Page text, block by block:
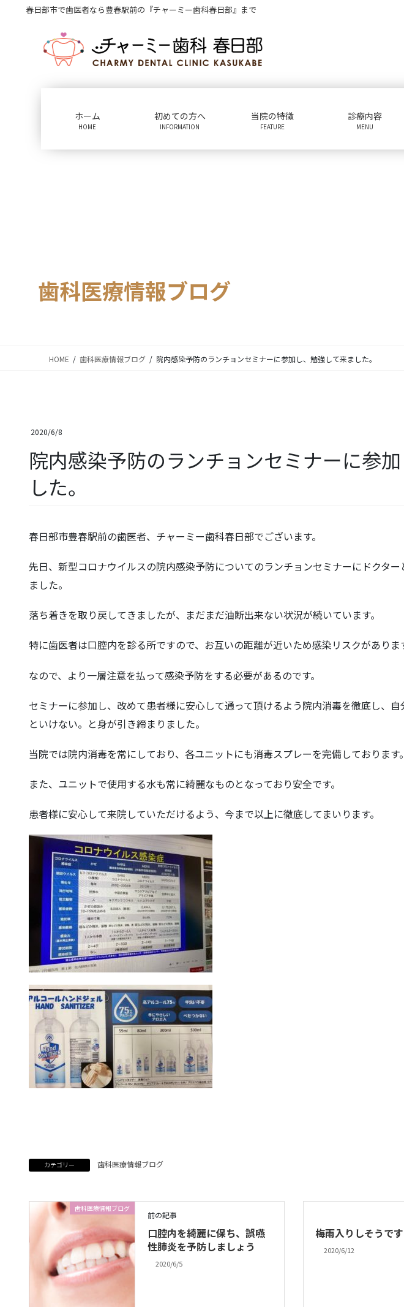
春日部市で歯医者なら豊春駅前の『チャーミー歯科春日部』まで
ホーム
HOME
初めての方へ
INFORMATION
当院の特徴
FEATURE
診療内容
MENU
歯科医療情報ブログ
HOME 歯科医療情報ブログ 院内感染予防のランチョンセミナーに参加し、勉強して来ました。
2020/6/8
院内感染予防のランチョンセミナーに参
した。
春日部市豊春駅前の歯医者、チャーミー歯科春日部でございます。
先日、新型コロナウイルスの院内感染予防についてのランチョンセミナーにドクタ
ました。
落ち着きを取り戻してきましたが、まだまだ油断出来ない状況が続いています。
特に歯医者は口腔内を診る所ですので、お互いの距離が近いため感染リスクがありま
なので、より一層注意を払って感染予防をする必要があるのです。
セミナーに参加し、改めて患者様に安心して通って頂けるよう院内消毒を徹底し、
といけない。と身が引き締まりました。
当院では院内消毒を常にしており、各ユニットにも消毒スプレーを完備しております。
また、ユニットで使用する水も常に綺麗なものとなっており安全です。
患者様に安心して来院していただけるよう、今まで以上に徹底してまいります。
カテゴリー 歯科医療情報ブログ
歯科医療情報ブログ
前の記事
口腔内を綺麗に保ち、誤嚥
性肺炎を予防しましょう
2020/6/5
梅雨入りしそうです
2020/6/12